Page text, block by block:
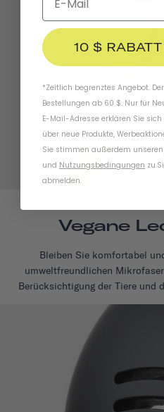
Vegane
Bleiben Sie komfortabel
umweltfreundlichen
Berücksichtigung der Tiere und
10 $
*Zeitlich begrenztes Angebot.
Bestellungen ab 60 $. Nur für
E-Mail-Adresse erklären Sie
über neue Produkte,
Sie stimmen außerdem unseren
und Nutzungsbedingungen zu.
abmelden.